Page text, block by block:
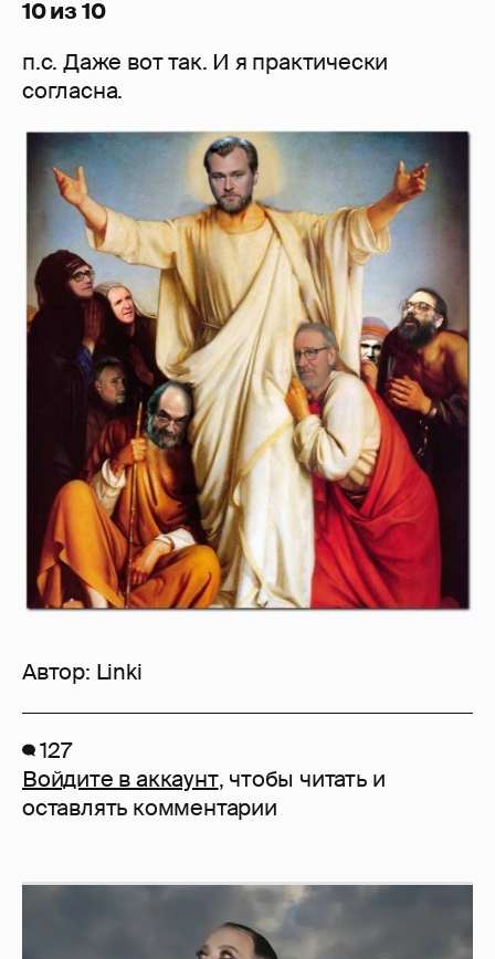
10 из 10
п.с. Даже вот так. И я практически
согласна.
Автор: Linki
127
Войдите в аккаунт, чтобы читать и
оставлять комментарии